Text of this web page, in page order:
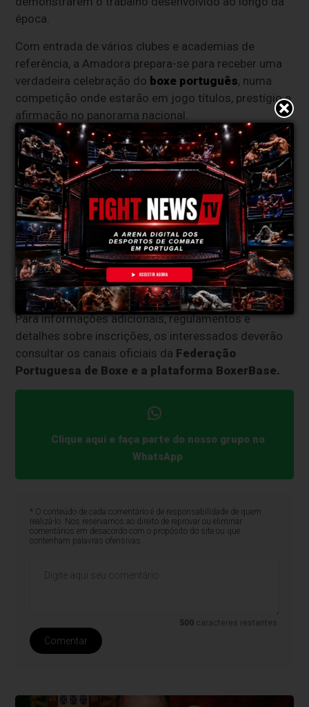
época.
Com entrada de vários clubes e academias de
referência, a Amadora prepara-se para receber uma
verdadeira celebração do boxe português, numa
competição onde estarão em jogo títulos, prestígio e
afirmação no panorama nacional.
Para informações adicionais, regulamentos e
detalhes sobre inscrições, os interessados deverão
consultar os canais oficiais da Federação
Portuguesa de Boxe e a plataforma BoxerBase.
Clique aqui e faça parte do nosso grupo no
WhatsApp
* O conteúdo de cada comentário é de responsabilidade de quem
realizá-lo. Nos reservamos ao direito de reprovar ou eliminar
comentários em desacordo com o propósito do site ou que
contenham palavras ofensivas.
500 caracteres restantes.
Comentar